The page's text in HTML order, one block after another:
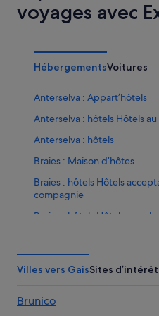
voyages avec
HébergementsVoitures
Anterselva : Appart’hôtels
Anterselva : hôtels Hôtels au
Anterselva : hôtels
Braies : Maison d’hôtes
Braies : hôtels Hôtels
compagnie
Braies : hôtels Hôtels avec bar
Braies : hôtels Hôtels pas
Braies : Complexes hôteliers
Villes vers GaisSites d’intérêt
Brunico